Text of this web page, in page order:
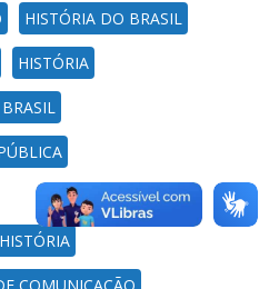
HISTÓRIA DO BRASIL
HISTÓRIA